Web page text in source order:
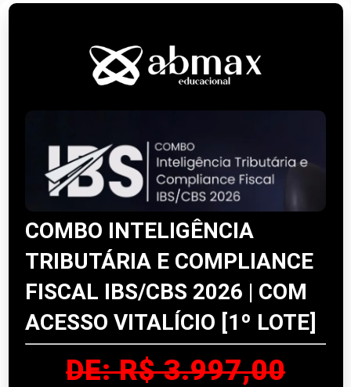
COMBO INTELIGÊNCIA
TRIBUTÁRIA E COMPLIANCE
FISCAL IBS/CBS 2026 | COM
ACESSO VITALÍCIO [1º LOTE]
DE: R$ 3.997,00